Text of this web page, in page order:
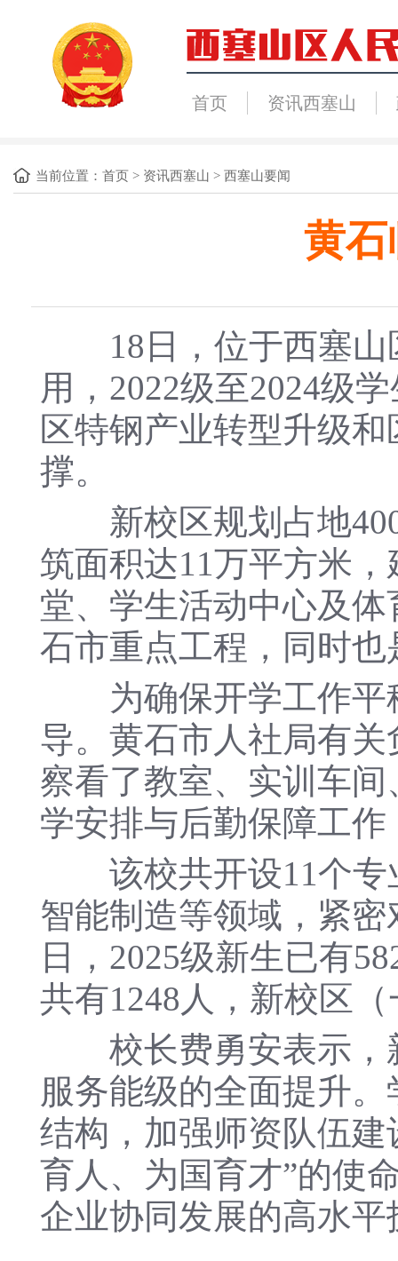
首页 资讯西塞山
当前位置： 首页 > 资讯西塞山 > 西塞山要闻
黄石
18日，位于西塞山
用，2022级至2024级
区特钢产业转型升级
撑。
新校区规划占地400
筑面积达11万平方米
堂、学生活动中心及
石市重点工程，同时
为确保开学工作平
导。黄石市人社局有
察看了教室、实训车
学安排与后勤保障工
该校共开设11个专
智能制造等领域，紧
日，2025级新生已有
共有1248人，新校区
校长费勇安表示，
服务能级的全面提升
结构，加强师资队伍
育人、为国育才”的使
企业协同发展的高水平